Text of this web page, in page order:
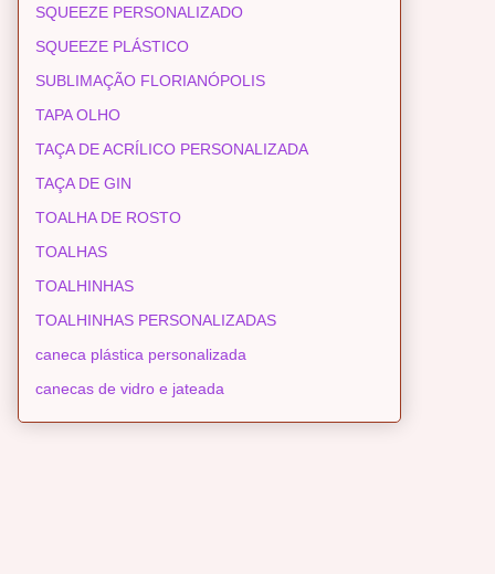
SQUEEZE PERSONALIZADO
SQUEEZE PLÁSTICO
SUBLIMAÇÃO FLORIANÓPOLIS
TAPA OLHO
TAÇA DE ACRÍLICO PERSONALIZADA
TAÇA DE GIN
TOALHA DE ROSTO
TOALHAS
TOALHINHAS
TOALHINHAS PERSONALIZADAS
caneca plástica personalizada
canecas de vidro e jateada